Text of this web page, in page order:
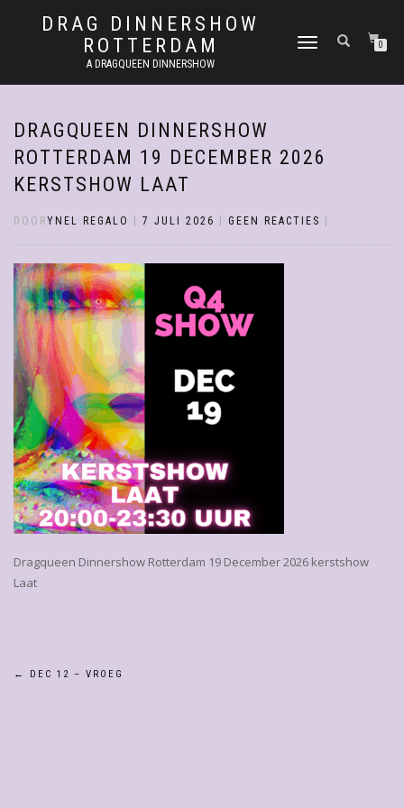
DRAG DINNERSHOW
ROTTERDAM
A DRAGQUEEN DINNERSHOW
SCHAKEL
0
DRAGQUEEN DINNERSHOW
ROTTERDAM 19 DECEMBER 2026
KERSTSHOW LAAT
DOORYNEL REGALO 7 JULI 2026 GEEN REACTIES
Dragqueen Dinnershow Rotterdam 19 December 2026 kerstshow
Laat
Bericht
← DEC 12 – VROEG